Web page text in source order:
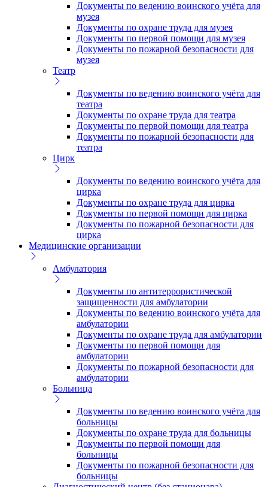
Документы по ведению воинского учёта для
музея
Документы по охране труда для музея
Документы по первой помощи для музея
Документы по пожарной безопасности для
музея
Театр
Документы по ведению воинского учёта для
театра
Документы по охране труда для театра
Документы по первой помощи для театра
Документы по пожарной безопасности для
театра
Цирк
Документы по ведению воинского учёта для
цирка
Документы по охране труда для цирка
Документы по первой помощи для цирка
Документы по пожарной безопасности для
цирка
Медицинские организации
Амбулатория
Документы по антитеррористической
защищенности для амбулатории
Документы по ведению воинского учёта для
амбулатории
Документы по охране труда для амбулатории
Документы по первой помощи для
амбулатории
Документы по пожарной безопасности для
амбулатории
Больница
Документы по ведению воинского учёта для
больницы
Документы по охране труда для больницы
Документы по первой помощи для
больницы
Документы по пожарной безопасности для
больницы